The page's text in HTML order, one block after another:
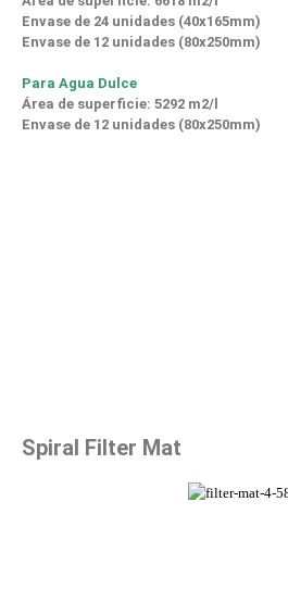
Envase de 24 unidades (40x165mm)
Envase de 12 unidades (80x250mm)
Para Agua Dulce
Área de superficie: 5292 m2/l
Envase de 12 unidades (80x250mm)
Spiral Filter Mat